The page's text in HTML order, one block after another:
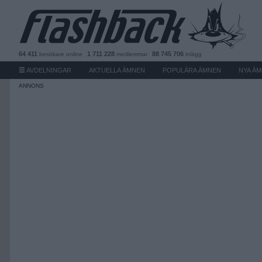
64 411 besökare online 1 711 228 medlemmar 88 745 706 inlägg
AVDELNINGAR AKTUELLA ÄMNEN POPULÄRA ÄMNEN NYA